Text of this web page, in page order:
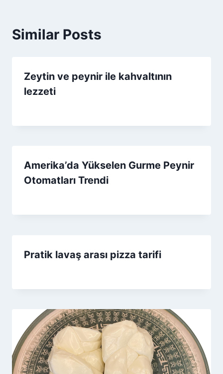
Similar Posts
Zeytin ve peynir ile kahvaltının
lezzeti
Amerika’da Yükselen Gurme Peynir
Otomatları Trendi
Pratik lavaş arası pizza tarifi